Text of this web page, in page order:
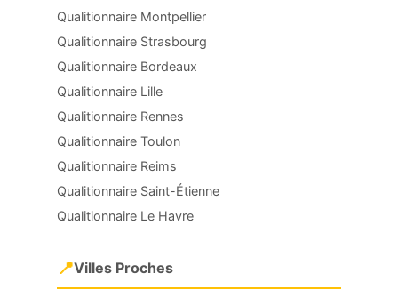
Qualitionnaire Montpellier
Qualitionnaire Strasbourg
Qualitionnaire Bordeaux
Qualitionnaire Lille
Qualitionnaire Rennes
Qualitionnaire Toulon
Qualitionnaire Reims
Qualitionnaire Saint-Étienne
Qualitionnaire Le Havre
📍Villes Proches